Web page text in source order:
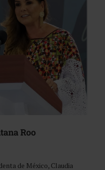
Roo
de México, Claudia